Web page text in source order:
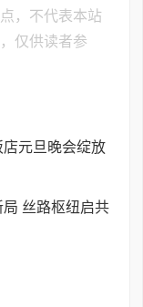
，不代表本站
仅供读者参
元旦晚会绽放
丝路枢纽启共